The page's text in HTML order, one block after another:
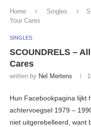
Home Singles
Your Cares
SINGLES
SCOUNDRELS –
Cares
written by Nel Mertens
Hun Facebookpagina lijkt
achtervoegsel 1979 –
niet uitgerebelleerd, want